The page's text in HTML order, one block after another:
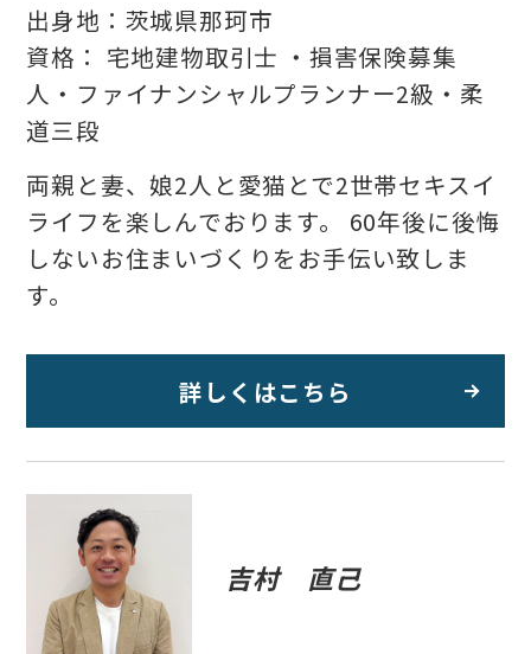
出身地：茨城県那珂市
資格： 宅地建物取引士 ・損害保険募集
人・ファイナンシャルプランナー2級・柔
道三段
両親と妻、娘2人と愛猫とで2世帯セキスイ
ライフを楽しんでおります。 60年後に後悔
しないお住まいづくりをお手伝い致しま
す。
詳しくはこちら
吉村 直己